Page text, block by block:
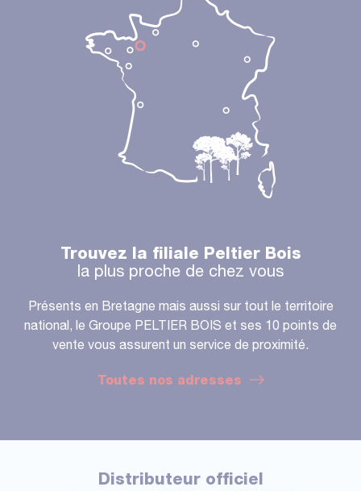
Trouvez la filiale Peltier Bois
la plus proche de chez vous
Présents en Bretagne mais aussi sur tout le territoire
national, le Groupe PELTIER BOIS et ses 10 points de
vente vous assurent un service de proximité.
Toutes nos adresses
Distributeur officiel